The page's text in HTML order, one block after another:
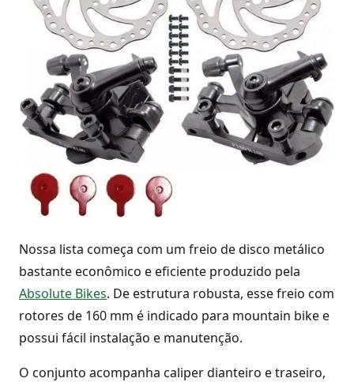
Nossa lista começa com um freio de disco metálico
bastante econômico e eficiente produzido pela
Absolute Bikes. De estrutura robusta, esse freio com
rotores de 160 mm é indicado para mountain bike e
possui fácil instalação e manutenção.
O conjunto acompanha caliper dianteiro e traseiro,